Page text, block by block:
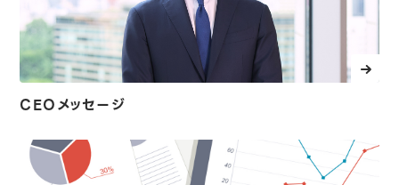
CEOメッセージ